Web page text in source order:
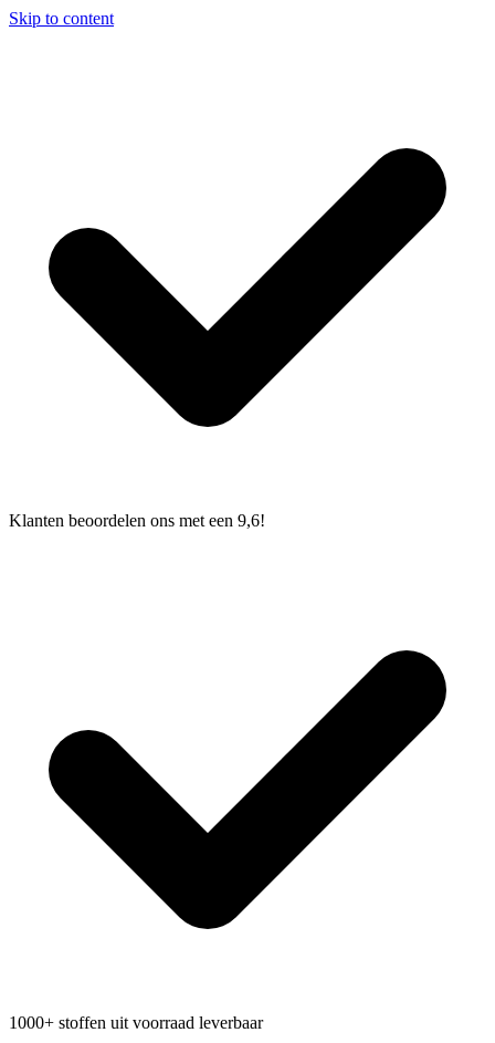
Skip to content
Klanten beoordelen ons met een 9,6!
1000+ stoffen uit voorraad leverbaar